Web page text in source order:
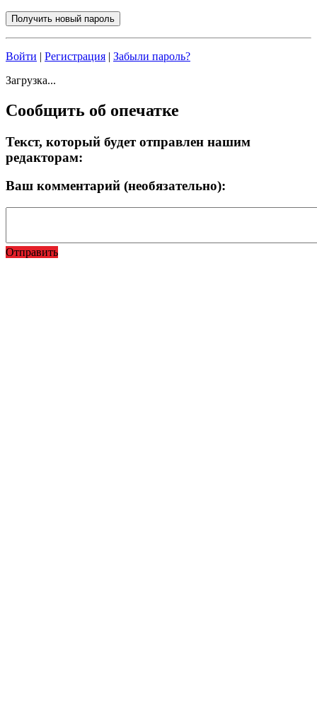
Войти | Регистрация | Забыли пароль?
Загрузка...
Сообщить об опечатке
Текст, который будет отправлен нашим
редакторам:
Ваш комментарий (необязательно):
Отправить